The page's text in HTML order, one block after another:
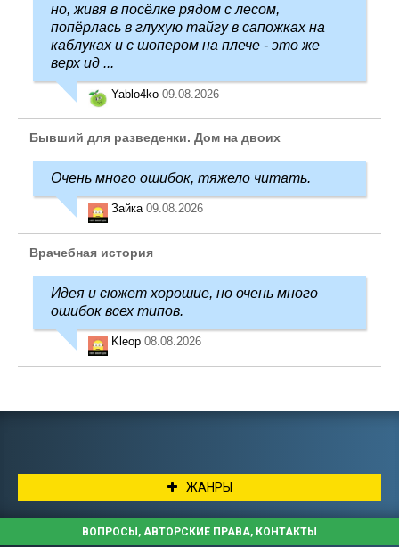
но, живя в посёлке рядом с лесом,
попёрлась в глухую тайгу в сапожках на
каблуках и с шопером на плече - это же
верх ид ...
Yablo4ko 09.08.2026
Бывший для разведенки. Дом на двоих
Очень много ошибок, тяжело читать.
Зайка 09.08.2026
Врачебная история
Идея и сюжет хорошие, но очень много
ошибок всех типов.
Kleop 08.08.2026
ЖАНРЫ
ВОПРОСЫ, АВТОРСКИЕ ПРАВА, КОНТАКТЫ